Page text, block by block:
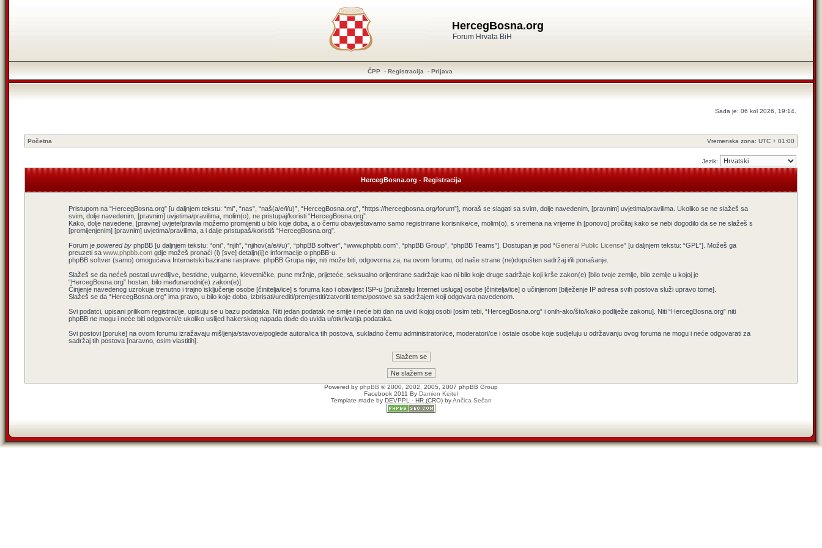
HercegBosna.org
Forum Hrvata BiH
ČPP - Registracija - Prijava
Sada je: 06 kol 2026, 19:14.
Početna Vremenska zona: UTC + 01:00
Jezik:
HercegBosna.org - Registracija
Pristupom na “HercegBosna.org” [u daljnjem tekstu: “mi”, “nas”, “naš(a/e/i/u)”, “HercegBosna.org”, “https://hercegbosna.org/forum”], moraš se slagati sa svim, dolje navedenim, [pravnim] uvjetima/pravilima. Ukoliko se ne slažeš sa
svim, dolje navedenim, [pravnim] uvjetima/pravilima, molim(o), ne pristupaj/koristi “HercegBosna.org”.
Kako, dolje navedene, [pravne] uvjete/pravila možemo promijeniti u bilo koje doba, a o čemu obavještavamo samo registrirane korisnike/ce, molim(o), s vremena na vrijeme ih [ponovo] pročitaj kako se nebi dogodilo da se ne slažeš s
[promijenjenim] [pravnim] uvjetima/pravilima, a i dalje pristupaš/koristiš “HercegBosna.org”.
Forum je powered by phpBB [u daljnjem tekstu: “oni”, “njih”, “njihov(a/e/i/u)”, “phpBB softver”, “www.phpbb.com”, “phpBB Group”, “phpBB Teams”]. Dostupan je pod “General Public License” [u daljnjem tekstu: “GPL”]. Možeš ga
preuzeti sa www.phpbb.com gdje možeš pronaći (i) [sve] detaljn(ij)e informacije o phpBB-u.
phpBB softver (samo) omogućava Internetski bazirane rasprave. phpBB Grupa nije, niti može biti, odgovorna za, na ovom forumu, od naše strane (ne)dopušten sadržaj i/ili ponašanje.
Slažeš se da nećeš postati uvredljive, bestidne, vulgarne, klevetničke, pune mržnje, prijeteće, seksualno orijentirane sadržaje kao ni bilo koje druge sadržaje koji krše zakon(e) [bilo tvoje zemlje, bilo zemlje u kojoj je
“HercegBosna.org” hostan, bilo međunarodni(e) zakon(e)].
Činjenje navedenog uzrokuje trenutno i trajno isključenje osobe [činitelja/ice] s foruma kao i obavijest ISP-u [pružatelju Internet usluga] osobe [činitelja/ice] o učinjenom [bilježenje IP adresa svih postova služi upravo tome].
Slažeš se da “HercegBosna.org” ima pravo, u bilo koje doba, izbrisati/urediti/premjestiti/zatvoriti teme/postove sa sadržajem koji odgovara navedenom.
Svi podatci, upisani prilikom registracije, upisuju se u bazu podataka. Niti jedan podatak ne smije i neće biti dan na uvid ikojoj osobi [osim tebi, “HercegBosna.org” i onih-ako/što/kako podliježe zakonu]. Niti “HercegBosna.org” niti
phpBB ne mogu i neće biti odgovorni/e ukoliko uslijed hakerskog napada dođe do uvida u/otkrivanja podataka.
Svi postovi [poruke] na ovom forumu izražavaju mišljenja/stavove/poglede autora/ica tih postova, sukladno čemu administratori/ce, moderatori/ce i ostale osobe koje sudjeluju u održavanju ovog foruma ne mogu i neće odgovarati za
sadržaj tih postova [naravno, osim vlastitih].
Powered by phpBB © 2000, 2002, 2005, 2007 phpBB Group
Facebook 2011 By Damien Keitel
Template made by DEVPPL - HR (CRO) byAnčica Sečan